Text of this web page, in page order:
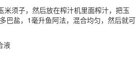
须子，然后放在榨汁机里面榨汁，把玉
巴盐，1毫升鱼阿法，混合均匀，然后就可
液